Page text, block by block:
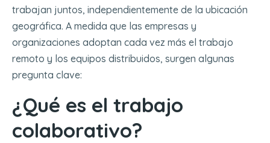
trabajan juntos, independientemente de la ubicación
geográfica. A medida que las empresas y
organizaciones adoptan cada vez más el trabajo
remoto y los equipos distribuidos, surgen algunas
pregunta clave:
¿Qué es el trabajo
colaborativo?